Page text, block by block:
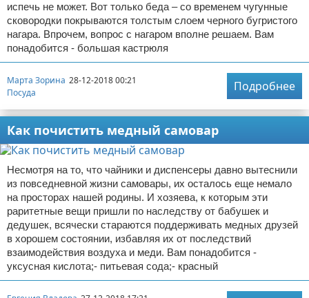
испечь не может. Вот только беда – со временем чугунные
сковородки покрываются толстым слоем черного бугристого
нагара. Впрочем, вопрос с нагаром вполне решаем. Вам
понадобится - большая кастрюля
Марта Зорина 28-12-2018 00:21
Посуда
Подробнее
Как почистить медный самовар
Несмотря на то, что чайники и диспенсеры давно вытеснили
из повседневной жизни самовары, их осталось еще немало
на просторах нашей родины. И хозяева, к которым эти
раритетные вещи пришли по наследству от бабушек и
дедушек, всячески стараются поддерживать медных друзей
в хорошем состоянии, избавляя их от последствий
взаимодействия воздуха и меди. Вам понадобится -
уксусная кислота;- питьевая сода;- красный